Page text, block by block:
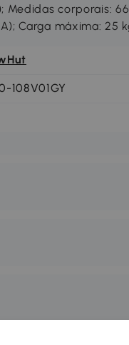
Medidas corporais:
Carga máxima: 25
108V01GY